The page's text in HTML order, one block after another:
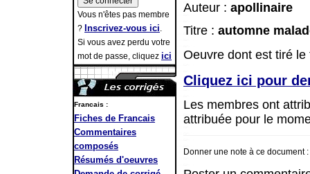
Vous n'êtes pas membre
? Inscrivez-vous ici.
Si vous avez perdu votre
mot de passe, cliquez ici
Francais :
Fiches de Francais
Commentaires
composés
Résumés d'oeuvres
Auteur : apollinaire
Titre : automne
Oeuvre dont est tiré
Cliquez ici pour
Les membres ont
attribuée pour le
Donner une note à ce document :